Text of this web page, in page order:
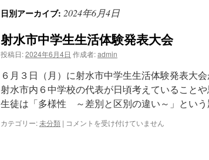
日別アーカイブ: 2024年6月4日
射水市中学生生活体験発表大会
投稿日:2024年6月4日 作成者:admin
６月３日（月）に射水市中学生生活体験発表大
射水市内６中学校の代表が日頃考えていること
生徒は「多様性 ～差別と区別の違い～」とい
カテゴリー:未分類 | 射
コメントを受け付けていません